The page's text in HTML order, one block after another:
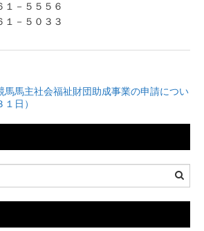
日
－５５５６
１－５０３３
馬主社会福祉財団助成事業の申請につい
日）